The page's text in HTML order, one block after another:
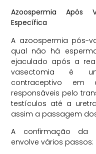
Azoospermia Após
Específica
A azoospermia pós-
qual não há
ejaculado após a
vasectomia é
contraceptivo em
responsáveis pelo
testículos até a
assim a passagem
A confirmação da
envolve vários passos: